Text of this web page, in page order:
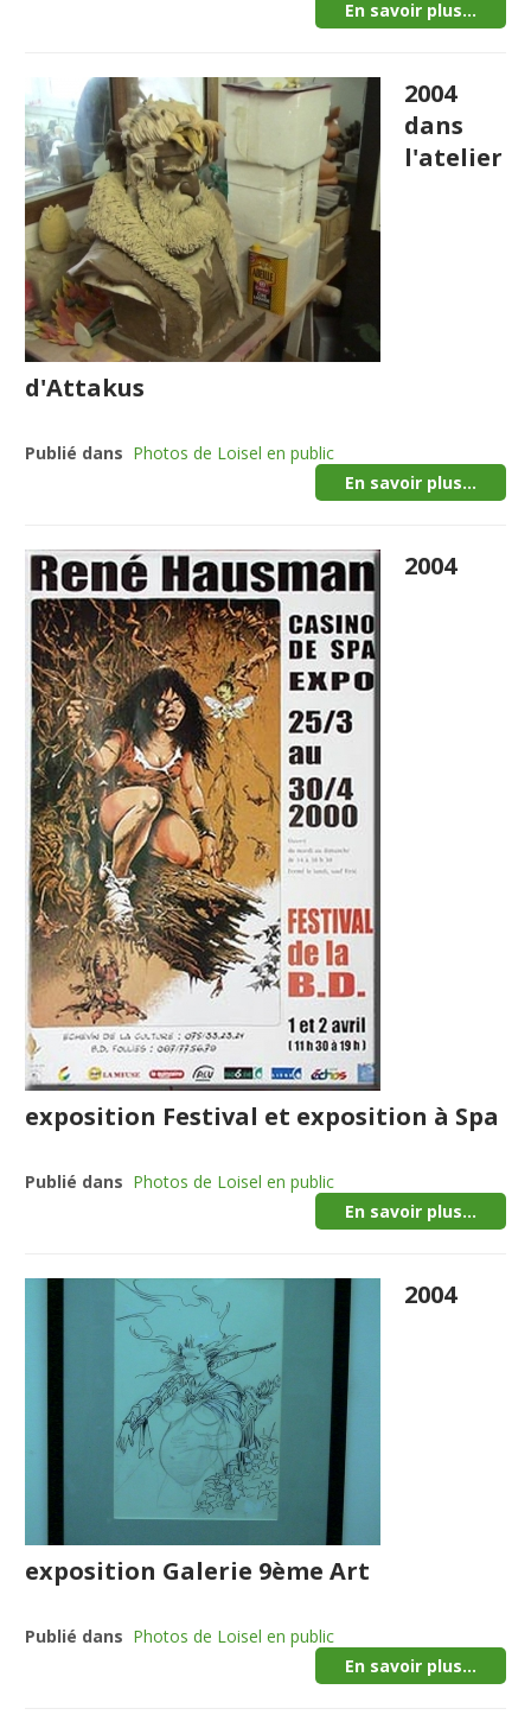
En savoir plus...
2004
dans
l'atelier
d'Attakus
Publié dans Photos de Loisel en public
En savoir plus...
2004
exposition Festival et exposition à Spa
Publié dans Photos de Loisel en public
En savoir plus...
2004
exposition Galerie 9ème Art
Publié dans Photos de Loisel en public
En savoir plus...